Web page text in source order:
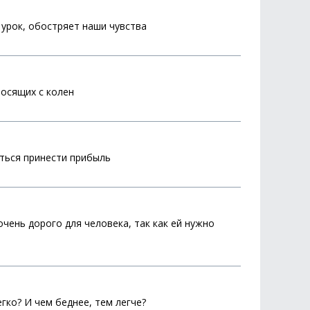
обостряет наши чувства
с колен
принести прибыль
дорого для человека, так как ей нужно
И чем беднее, тем легче?